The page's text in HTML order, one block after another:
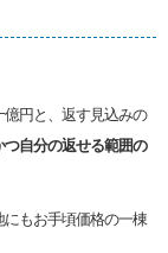
円と、返す見込みの
つ自分の返せる範囲の
もお手頃価格の一棟